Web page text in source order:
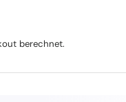
berechnet.